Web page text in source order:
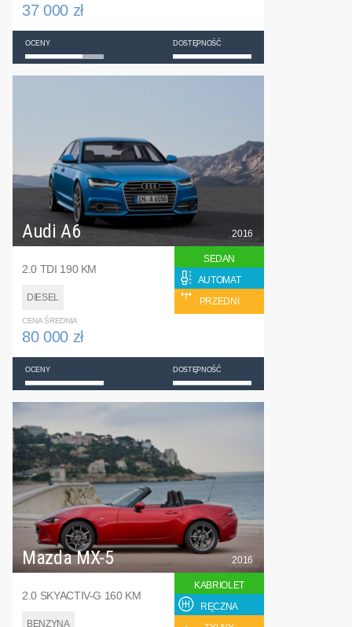
37 000 zł
OCENY DOSTĘPNOŚĆ
Audi A6
2.0 TDI 190 KM
DIESEL
2016
SEDAN
AUTOMAT
PRZEDNI
CENA ŚREDNIA
80 000 zł
OCENY DOSTĘPNOŚĆ
Mazda MX-5
2.0 SKYACTIV-G 160 KM
BENZYNA
2016
KABRIOLET
RĘCZNA